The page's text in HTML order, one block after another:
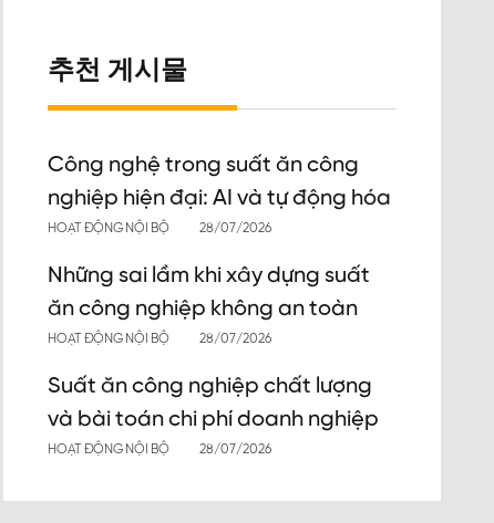
추천 게시물
Công nghệ trong suất ăn công
nghiệp hiện đại: AI và tự động hóa
HOẠT ĐỘNG NỘI BỘ 28/07/2026
Những sai lầm khi xây dựng suất
ăn công nghiệp không an toàn
HOẠT ĐỘNG NỘI BỘ 28/07/2026
Suất ăn công nghiệp chất lượng
và bài toán chi phí doanh nghiệp
HOẠT ĐỘNG NỘI BỘ 28/07/2026